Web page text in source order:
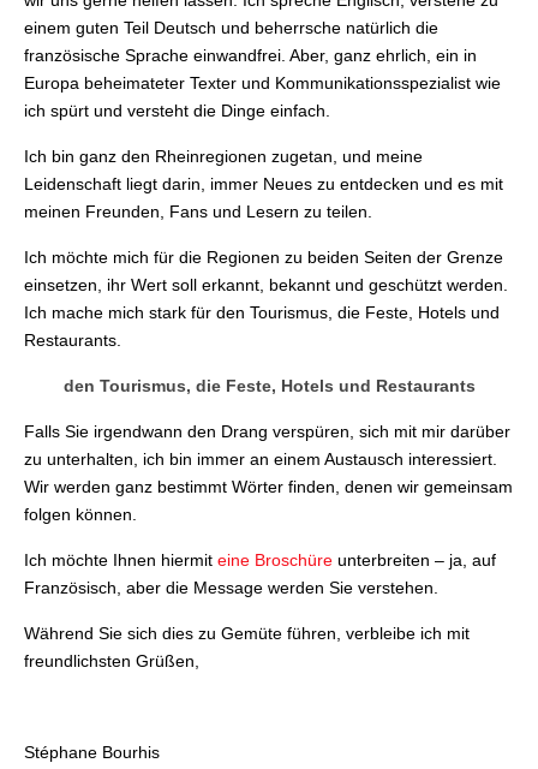
einem guten Teil Deutsch und beherrsche natürlich die
französische Sprache einwandfrei. Aber, ganz ehrlich, ein in
Europa beheimateter Texter und Kommunikationsspezialist wie
ich spürt und versteht die Dinge einfach.
Ich bin ganz den Rheinregionen zugetan, und meine
Leidenschaft liegt darin, immer Neues zu entdecken und es mit
meinen Freunden, Fans und Lesern zu teilen.
Ich möchte mich für die Regionen zu beiden Seiten der Grenze
einsetzen, ihr Wert soll erkannt, bekannt und geschützt werden.
Ich mache mich stark für den Tourismus, die Feste, Hotels und
Restaurants.
den Tourismus, die Feste, Hotels und Restaurants
Falls Sie irgendwann den Drang verspüren, sich mit mir darüber
zu unterhalten, ich bin immer an einem Austausch interessiert.
Wir werden ganz bestimmt Wörter finden, denen wir gemeinsam
folgen können.
Ich möchte Ihnen hiermit eine Broschüre unterbreiten – ja, auf
Französisch, aber die Message werden Sie verstehen.
Während Sie sich dies zu Gemüte führen, verbleibe ich mit
freundlichsten Grüßen,
Stéphane Bourhis